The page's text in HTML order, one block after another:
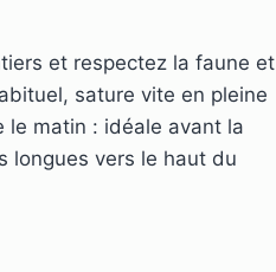
et respectez la faune et
sature vite en pleine
le matin : idéale avant la
longues vers le haut du